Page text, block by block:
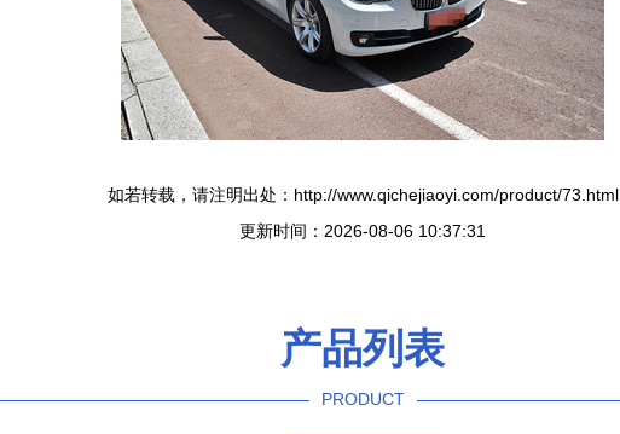
如若转载，请注明出处：http://www.qichejiaoyi.com/product/73.html
更新时间：2026-08-06 10:37:31
产品列表
PRODUCT